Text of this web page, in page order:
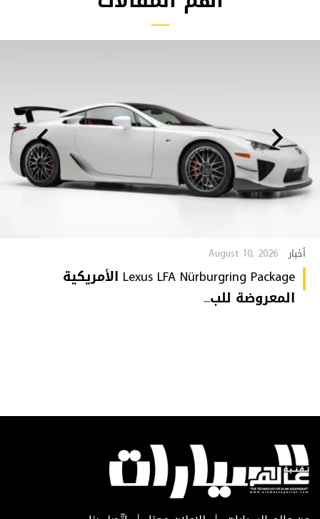
أخبار August 10, 2026
Lexus LFA Nürburgring Package الأمريكية
المعروضة للب...